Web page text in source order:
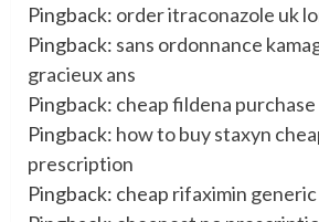
Pingback: order itraconazole uk
Pingback: sans ordonnance
gracieux ans
Pingback: cheap fildena
Pingback: how to buy staxyn
prescription
Pingback: cheap rifaximin